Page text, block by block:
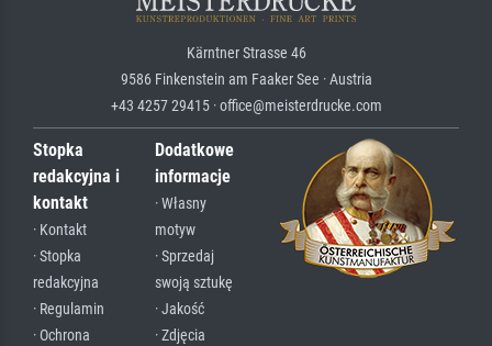
Kärntner Strasse 46
9586 Finkenstein am Faaker See · Austria
+43 4257 29415 · office@meisterdrucke.com
Stopka
redakcyjna i
kontakt
· Kontakt
· Stopka
redakcyjna
· Regulamin
· Ochrona
Dodatkowe
informacje
· Własny
motyw
· Sprzedaj
swoją sztukę
· Jakość
· Zdjęcia